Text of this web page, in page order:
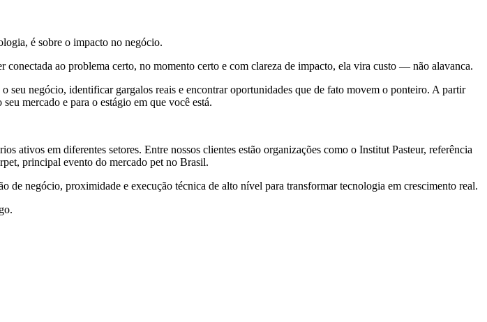
é sobre o impacto no negócio.
ao problema certo, no momento certo e com clareza de impacto, ela vira custo — não alavanca.
seu negócio, identificar gargalos reais e encontrar oportunidades que de fato movem o ponteiro. A partir
mercado e para o estágio em que você está.
ativos em diferentes setores. Entre nossos clientes estão organizações como o Institut Pasteur, referência
principal evento do mercado pet no Brasil.
negócio, proximidade e execução técnica de alto nível para transformar tecnologia em crescimento real.